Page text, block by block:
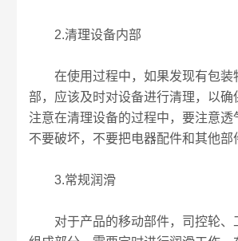
2.清理设备内部
在使用过程中，如果发现有包装
部，应该及时对设备进行清理，以确
注意在清理设备的过程中，要注意透
不要破坏，不要把电器配件和其他部
3.常规润滑
对于产品的移动部件，司控轮、